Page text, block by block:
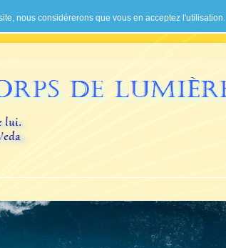
nous considérerons que vous en acceptez l'utilisation.